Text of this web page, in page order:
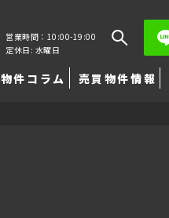
営業時間：10:00-19:00
定休日: 水曜日
物件コラム 売買物件情報